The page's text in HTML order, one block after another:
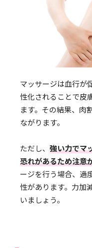
マッサージは血行が
性化されることで皮
ます。その結果、肉
ながります。
ただし、 強い力でマ
恐れがあるため注意
ージを行う場合、過
性があります。力加
いましょう。